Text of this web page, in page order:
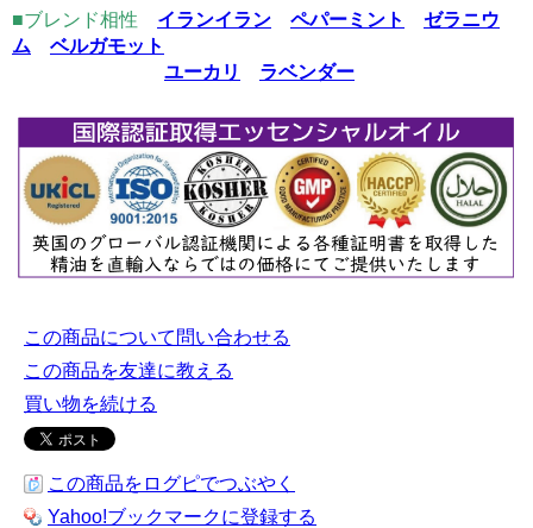
■ブレンド相性 イランイラン ペパーミント
ゼラニウ
ム
ベルガモット
ユーカリ
ラベンダー
この商品について問い合わせる
この商品を友達に教える
買い物を続ける
この商品をログピでつぶやく
Yahoo!ブックマークに登録する